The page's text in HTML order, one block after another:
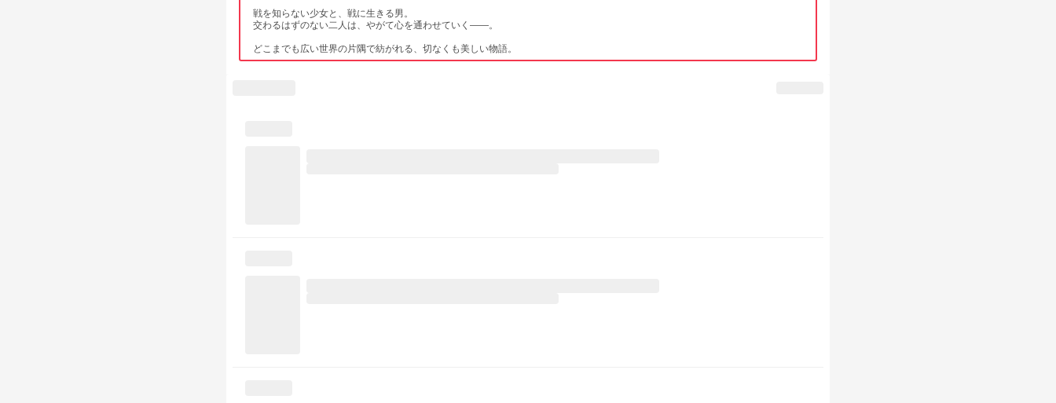
戦を知らない少女と、戦に生きる男。
交わるはずのない二人は、やがて心を通わせていく――。
どこまでも広い世界の片隅で紡がれる、切なくも美しい物語。